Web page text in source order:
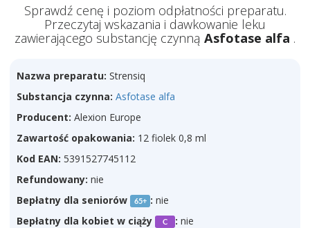
Sprawdź cenę i poziom odpłatności preparatu.
Przeczytaj wskazania i dawkowanie leku
zawierającego substancję czynną Asfotase alfa .
Nazwa preparatu: Strensiq
Substancja czynna: Asfotase alfa
Producent: Alexion Europe
Zawartość opakowania: 12 fiolek 0,8 ml
Kod EAN: 5391527745112
Refundowany: nie
Bepłatny dla seniorów
65+ : nie
Bepłatny dla kobiet w ciąży
C : nie